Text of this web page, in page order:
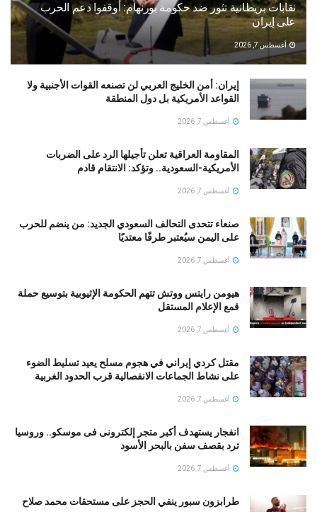
نقابات بريطانية تثور ضد حكومة بورنهام: أوقفوا دعم الحرب
على إيران
أغسطس 7, 2026
إيران: أمن الخليج العربي لن تصنعه القوات الأجنبية ولا
القواعد الأمريكية بل دول المنطقة
أغسطس 7, 2026
المقاومة العراقية تعلن تأجيلها الرد على الضربات
الأمريكية-السعودية.. وتؤكد: الانتقام قادم
أغسطس 7, 2026
صنعاء تتحدى التحالف السعودي الجديد: من ينضم للحرب
على اليمن سيُعتبر طرفًا معتديًا
أغسطس 7, 2026
هيومن رايتس ووتش تتهم الحكومة الإثيوبية بتوسيع حملة
قمع الإعلام المستقل
أغسطس 7, 2026
مقتل كردي إيراني في هجوم مسلح يعيد تسليط الضوء
على نشاط الجماعات الانفصالية قرب الحدود الغربية
أغسطس 7, 2026
انفجار يستهدف أكبر متجر إلكترونى فى موسكو.. وروسيا
ترد بقصف سفن بالبحر الأسود
أغسطس 7, 2026
طرابزون سبور ينفي الحجز على مستحقات محمد صلاح